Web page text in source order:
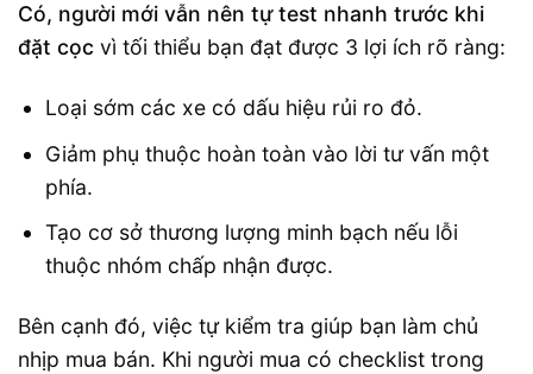
Có, người mới vẫn nên tự test nhanh trước khi
đặt cọc vì tối thiểu bạn đạt được 3 lợi ích rõ ràng:
Loại sớm các xe có dấu hiệu rủi ro đỏ.
Giảm phụ thuộc hoàn toàn vào lời tư vấn một
phía.
Tạo cơ sở thương lượng minh bạch nếu lỗi
thuộc nhóm chấp nhận được.
Bên cạnh đó, việc tự kiểm tra giúp bạn làm chủ
nhịp mua bán. Khi người mua có checklist trong